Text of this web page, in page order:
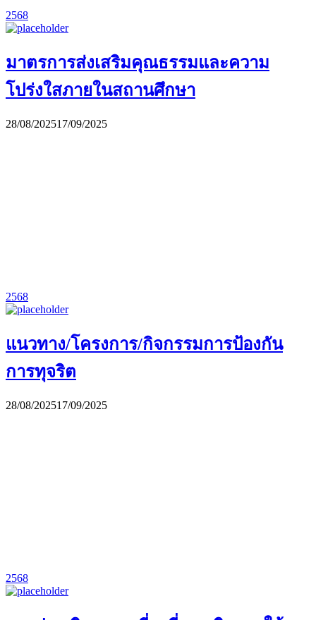
2568
มาตรการส่งเสริมคุณธรรมและความ
โปร่งใสภายในสถานศึกษา
28/08/202517/09/2025
2568
แนวทาง/โครงการ/กิจกรรมการป้องกัน
การทุจริต
28/08/202517/09/2025
2568